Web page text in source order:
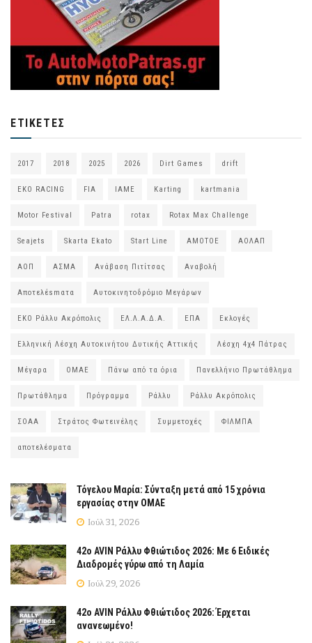
ΕΤΙΚΈΤΕΣ
2017 2018 2025 2026 Dirt Games drift
EKO RACING FIA IAME Karting kartmania
Motor Festival Patra rotax Rotax Max Challenge
Seajets Skarta Ekato Start Line ΑΜΟΤΟΕ ΑΟΛΑΠ
ΑΟΠ ΑΣΜΑ Ανάβαση Πιτίτσας Αναβολή
Αποτελέsmατα Αυτοκινητοδρόμιο Μεγάρων
ΕΚΟ Ράλλυ Ακρόπολις ΕΛ.Λ.Α.Δ.Α. ΕΠΑ Εκλογές
Ελληνική Λέσχη Αυτοκινήτου Δυτικής Αττικής Λέσχη 4χ4 Πάτρας
Μέγαρα ΟΜΑΕ Πάνω από τα όρια Πανελλήνιο Πρωτάθλημα
Πρωτάθλημα Πρόγραμμα Ράλλυ Ράλλυ Ακρόπολις
ΣΟΑΑ Στράτος Φωτεινέλης Συμμετοχές ΦΙΛΜΠΑ
αποτελέσματα
Τόγελου Μαρία: Σύνταξη μετά από 15 χρόνια
εργασίας στην ΟΜΑΕ
Ιούλ 31, 2026
42ο AVIN Ράλλυ Φθιώτιδος 2026: Με 6 Ειδικές
Διαδρομές γύρω από τη Λαμία
Ιούλ 29, 2026
42ο AVIN Ράλλυ Φθιώτιδος 2026: Έρχεται
ανανεωμένο!